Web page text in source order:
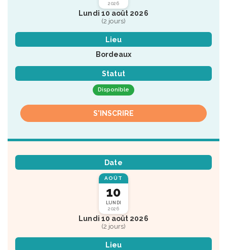
2026
Lundi 10 août 2026
(2 jours)
Lieu
Bordeaux
Statut
Disponible
S'INSCRIRE
Date
AOÛT
10
LUNDI
2026
Lundi 10 août 2026
(2 jours)
Lieu